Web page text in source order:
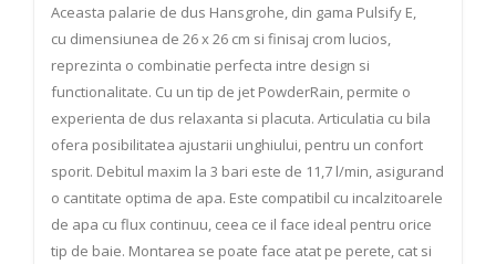
Aceasta palarie de dus Hansgrohe, din gama Pulsify E,
cu dimensiunea de 26 x 26 cm si finisaj crom lucios,
reprezinta o combinatie perfecta intre design si
functionalitate. Cu un tip de jet PowderRain, permite o
experienta de dus relaxanta si placuta. Articulatia cu bila
ofera posibilitatea ajustarii unghiului, pentru un confort
sporit. Debitul maxim la 3 bari este de 11,7 l/min, asigurand
o cantitate optima de apa. Este compatibil cu incalzitoarele
de apa cu flux continuu, ceea ce il face ideal pentru orice
tip de baie. Montarea se poate face atat pe perete, cat si